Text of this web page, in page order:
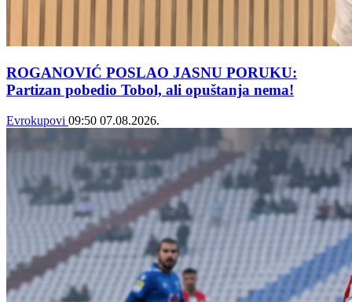
ROGANOVIĆ POSLAO JASNU PORUKU:
Partizan pobedio Tobol, ali opuštanja nema!
Evrokupovi 09:50 07.08.2026.